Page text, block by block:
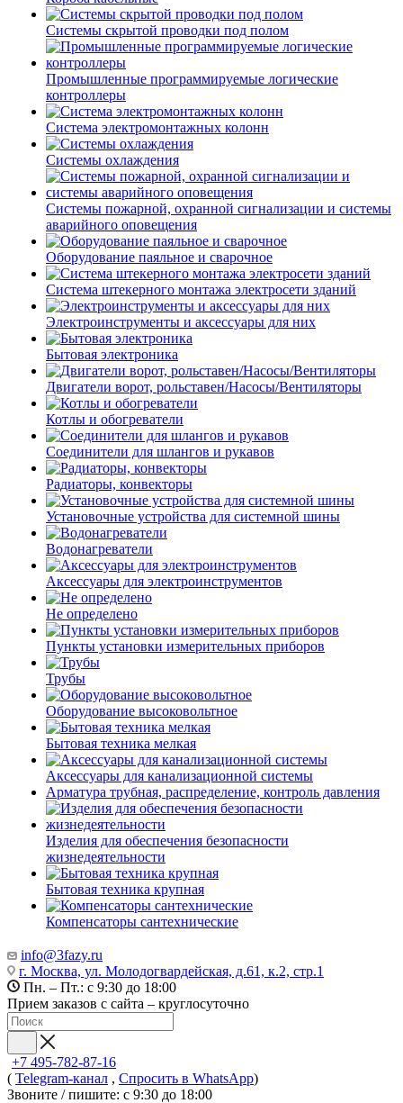
Системы скрытой проводки под полом
Промышленные программируемые логические
контроллеры
Система электромонтажных колонн
Системы охлаждения
Системы пожарной, охранной сигнализации и системы
аварийного оповещения
Оборудование паяльное и сварочное
Система штекерного монтажа электросети зданий
Электроинструменты и аксессуары для них
Бытовая электроника
Двигатели ворот, рольставен/Насосы/Вентиляторы
Котлы и обогреватели
Соединители для шлангов и рукавов
Радиаторы, конвекторы
Установочные устройства для системной шины
Водонагреватели
Аксессуары для электроинструментов
Не определено
Пункты установки измерительных приборов
Трубы
Оборудование высоковольтное
Бытовая техника мелкая
Аксессуары для канализационной системы
Арматура трубная, распределение, контроль давления
Изделия для обеспечения безопасности
жизнедеятельности
Бытовая техника крупная
Компенсаторы сантехнические
info@3fazy.ru
г. Москва, ул. Молодогвардейская, д.61, к.2, стр.1
Пн. – Пт.: с 9:30 до 18:00
Прием заказов с сайта – круглосуточно
+7 495-782-87-16
( Telegram-канал , Спросить в WhatsApp)
Звоните / пишите: с 9:30 до 18:00